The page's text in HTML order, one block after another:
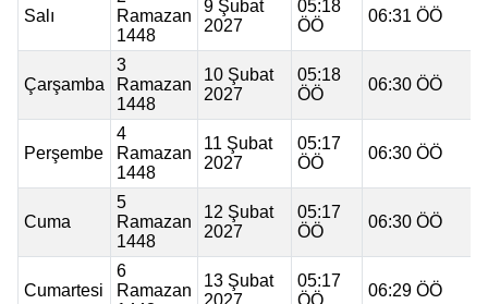
Salı
Ramazan
1448
9 Şubat
2027
05:18
ÖÖ
06:31 ÖÖ
Çarşamba
3
Ramazan
1448
10 Şubat
2027
05:18
ÖÖ
06:30 ÖÖ
Perşembe
4
Ramazan
1448
11 Şubat
2027
05:17
ÖÖ
06:30 ÖÖ
Cuma
5
Ramazan
1448
12 Şubat
2027
05:17
ÖÖ
06:30 ÖÖ
Cumartesi
6
Ramazan
13 Şubat
2027
05:17
ÖÖ
06:29 ÖÖ